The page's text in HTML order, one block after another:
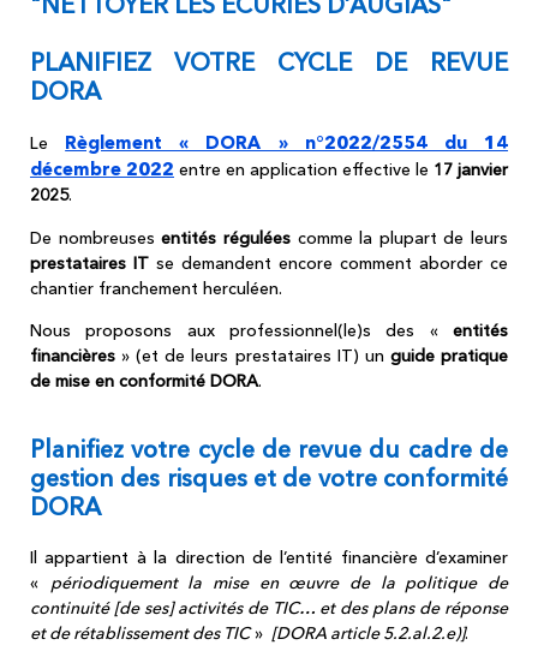
PLANIFIEZ VOTRE CYCLE DE REVUE
DORA
Le Règlement « DORA » n°2022/2554 du 14
décembre 2022 entre en application effective le 17 janvier
2025.
De nombreusesentités réguléescomme la plupart de leurs
prestataires IT se demandent encore comment aborder ce
chantier franchement herculéen.
Nous proposons aux professionnel(le)s des « entités
financières » (et de leurs prestataires IT) un guide pratique
de mise en conformité DORA.
Planifiez votre cycle de revue du cadre de
gestion des risques et de votre conformité
DORA
Il appartient à la direction de l’entité financière d’examiner
« périodiquement la mise en œuvre de la politique de
continuité [de ses] activités de TIC… et des plans de réponse
et de rétablissement des TIC» [DORA article 5.2.al.2.e)].